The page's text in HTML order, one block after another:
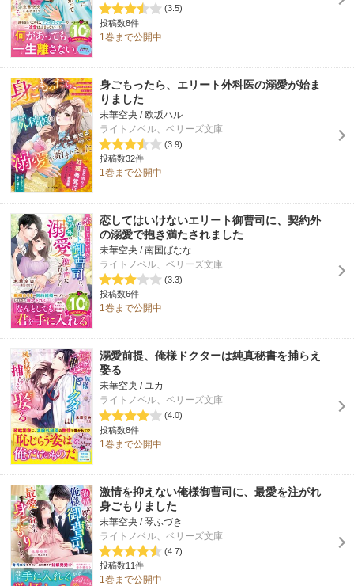
(3.5)
投稿数8件
1巻まで公開中
身ごもったら、エリート外科医の溺愛が始ま
りました
未華空央 / 欧坂ハル
ライトノベル、ベリーズ文庫
(3.9)
投稿数32件
1巻まで公開中
恋してはいけないエリート御曹司に、契約外
の溺愛で抱き満たされました
未華空央 / 南国ばなな
ライトノベル、ベリーズ文庫
(3.3)
投稿数6件
1巻まで公開中
溺愛前提、俺様ドクターは純真秘書を捕らえ
娶る
未華空央 / ユカ
ライトノベル、ベリーズ文庫
(4.0)
投稿数8件
1巻まで公開中
激情を抑えない俺様御曹司に、最愛を注がれ
身ごもりました
未華空央 / 琴ふづき
ライトノベル、ベリーズ文庫
(4.7)
投稿数11件
1巻まで公開中